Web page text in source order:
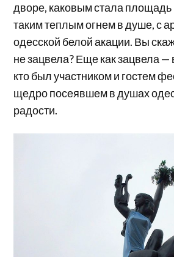
дворе, каковым стала площадь
таким теплым огнем в душе, с
одесской белой акации. Вы
не зацвела? Еще как зацвела —
кто был участником и гостем
щедро посеявшем в душах
радости.